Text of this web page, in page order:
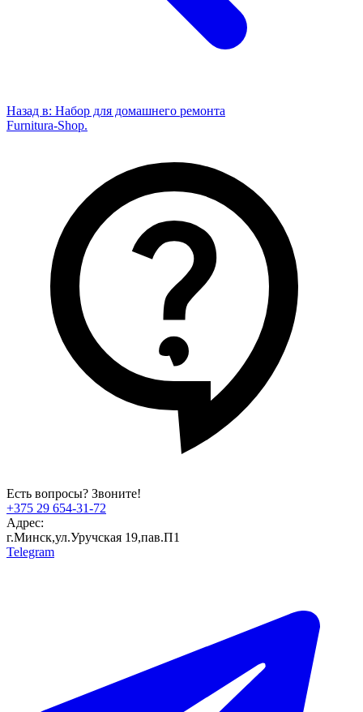
Назад в: Набор для домашнего ремонта
Furnitura-Shop.
Есть вопросы? Звоните!
+375 29 654-31-72
Адрес:
г.Минск,ул.Уручская 19,пав.П1
Telegram